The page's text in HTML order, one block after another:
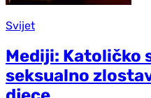
Svijet
Mediji: Katoličko
seksualno